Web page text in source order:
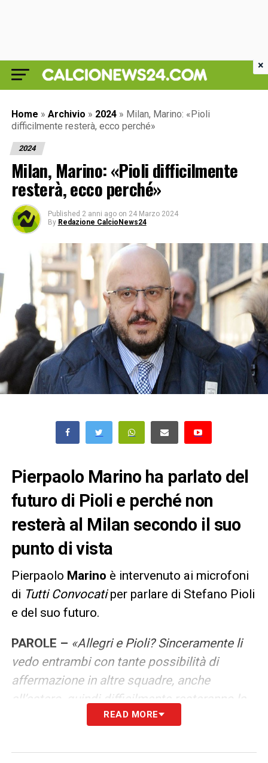
Home » Archivio » 2024 » Milan, Marino: «Pioli
difficilmente resterà, ecco perché»
2024
Milan, Marino: «Pioli difficilmente
resterà, ecco perché»
Published 2 anni ago on 24 Marzo 2024
By Redazione CalcioNews24
Pierpaolo Marino ha parlato del
futuro di Pioli e perché non
resterà al Milan secondo il suo
punto di vista
Pierpaolo Marino è intervenuto ai microfoni
di Tutti Convocatiper parlare di Stefano Pioli
e del suo futuro.
PAROLE – «Allegri e Pioli? Sinceramente li
vedo entrambi con tante possibilità di
affermazione in altre squadre, anche
all’estero, quindi difficilmente resteranno la
prossima stagione nella Juventus e nel
READ MORE
×